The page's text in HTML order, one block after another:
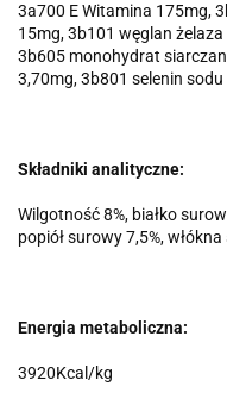
3a700 E Witamina 175mg,
15mg, 3b101 węglan
3b605 monohydrat
3,70mg, 3b801 selenin
Składniki analityczne:
Wilgotność 8%, białko
popiół surowy 7,5%,
Energia metaboliczna:
3920Kcal/kg